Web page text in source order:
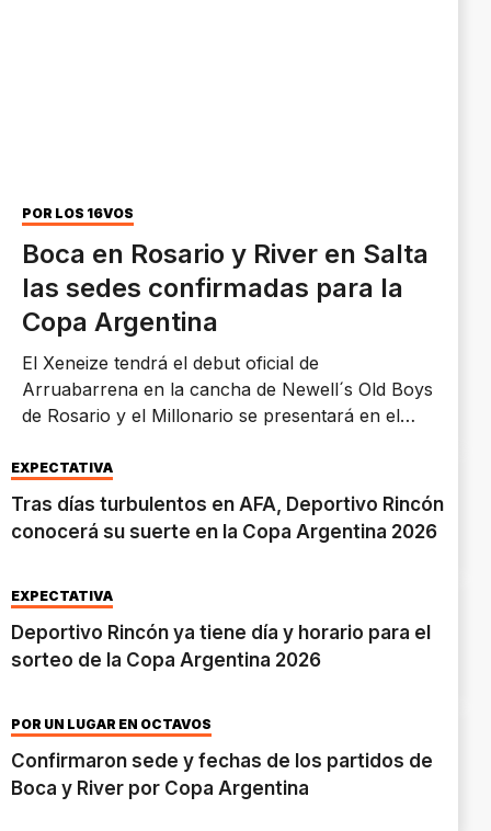
POR LOS 16VOS
Boca en Rosario y River en Salta
las sedes confirmadas para la
Copa Argentina
El Xeneize tendrá el debut oficial de
Arruabarrena en la cancha de Newell´s Old Boys
de Rosario y el Millonario se presentará en el
EXPECTATIVA
Tras días turbulentos en AFA, Deportivo Rincón
conocerá su suerte en la Copa Argentina 2026
EXPECTATIVA
Deportivo Rincón ya tiene día y horario para el
sorteo de la Copa Argentina 2026
POR UN LUGAR EN OCTAVOS
Confirmaron sede y fechas de los partidos de
Boca y River por Copa Argentina